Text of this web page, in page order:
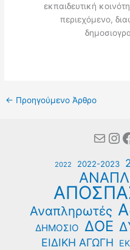
εκπαιδευτική
περιεχόμενο,
← Προηγούμενο Άρθρο
Mail
2022 2022-2023
Αναπληρωτές
ΔΗΜΟΣΙΟ ΔΟΕ
ΕΙΔΙΚΗ ΑΓΩΓΗ